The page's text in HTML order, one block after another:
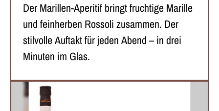
Der Marillen-Aperitif bringt fruchtige Marille
und feinherben Rossoli zusammen. Der
stilvolle Auftakt für jeden Abend – in drei
Minuten im Glas.